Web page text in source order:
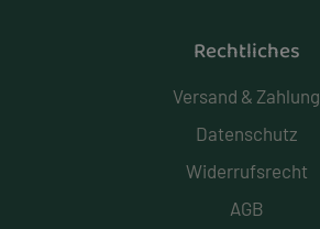
Rechtliches
Versand & Zahlung
Datenschutz
Widerrufsrecht
AGB